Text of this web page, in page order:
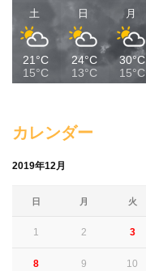
土
21°C
15°C
日
24°C
13°C
月
30°C
15°C
カレンダー
2019年12月
日 月 火
1 2 3
8 9 10